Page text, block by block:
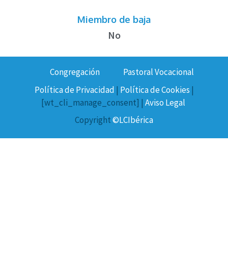
Miembro de baja
No
Congregación
Pastoral Vocacional
Política de Privacidad | Política de Cookies |
[wt_cli_manage_consent] | Aviso Legal
Copyright©LCIbérica